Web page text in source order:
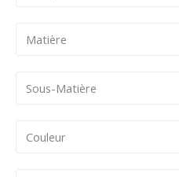
Matière
Sous-Matière
Couleur